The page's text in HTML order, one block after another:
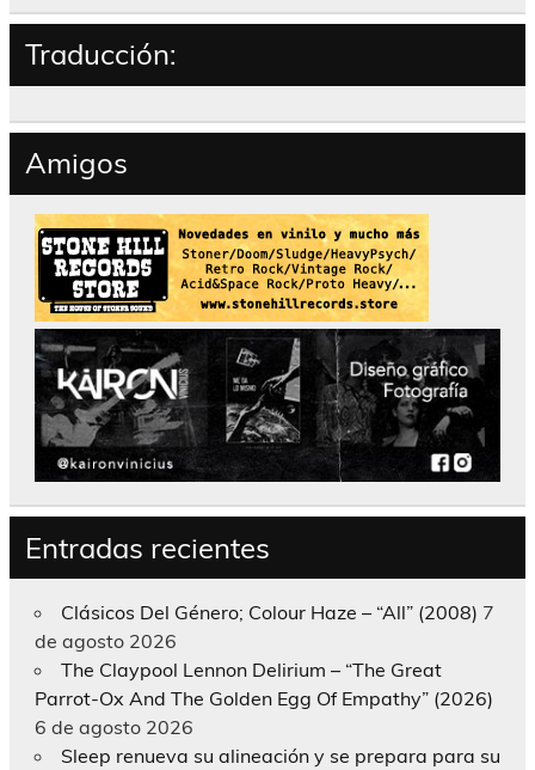
Traducción:
Amigos
Entradas recientes
Clásicos Del Género; Colour Haze – “All” (2008) 7
de agosto 2026
The Claypool Lennon Delirium – “The Great
Parrot-Ox And The Golden Egg Of Empathy” (2026)
6 de agosto 2026
Sleep renueva su alineación y se prepara para su